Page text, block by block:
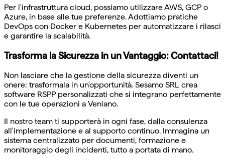
Per l'infrastruttura cloud, possiamo utilizzare AWS, GCP o
Azure, in base alle tue preferenze. Adottiamo pratiche
DevOps con Docker e Kubernetes per automatizzare i rilasci
e garantire la scalabilità.
Trasforma la Sicurezza in un Vantaggio: Contattaci!
Non lasciare che la gestione della sicurezza diventi un
onere: trasformala in un'opportunità. Sesamo SRL crea
software RSPP personalizzati che si integrano perfettamente
con le tue operazioni a Veniano.
Il nostro team ti supporterà in ogni fase, dalla consulenza
all'implementazione e al supporto continuo. Immagina un
sistema centralizzato per documenti, formazione e
monitoraggio degli incidenti, tutto a portata di mano.